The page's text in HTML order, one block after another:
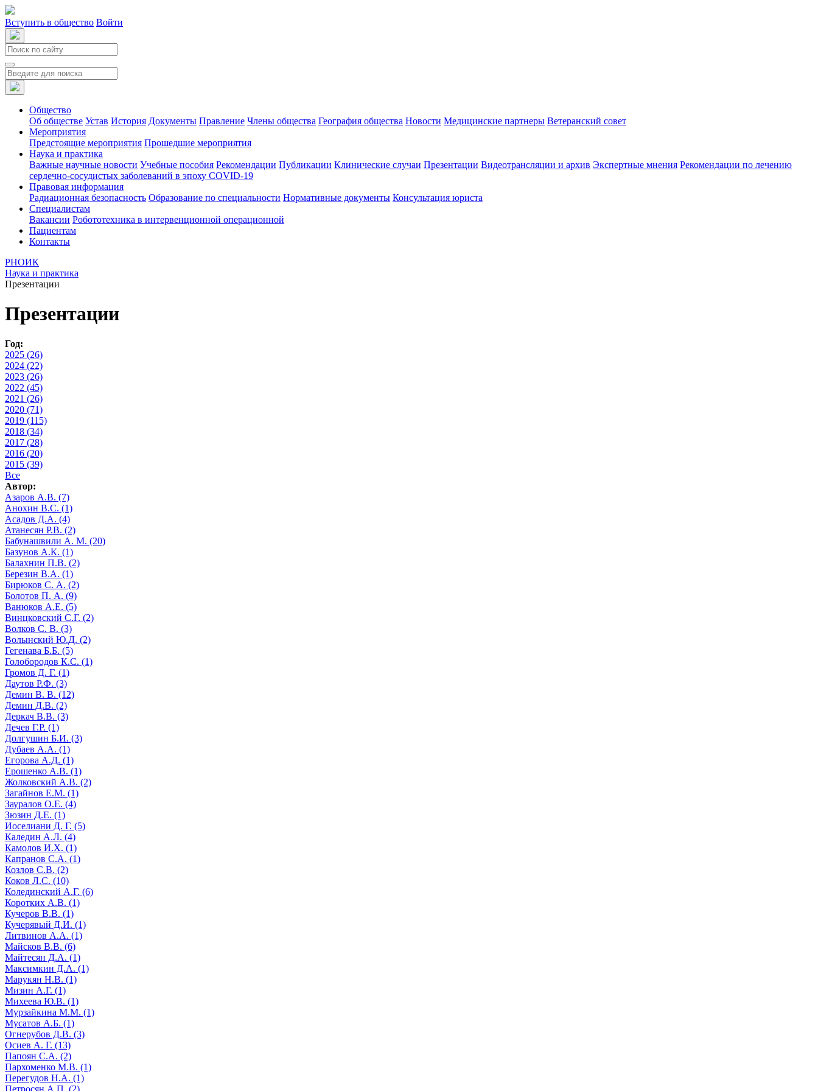
Вступить в общество Войти
Общество
Об обществе Устав История Документы Правление Члены общества География общества Новости Медицинские партнеры Ветеранский совет
Мероприятия
Предстоящие мероприятия Прошедшие мероприятия
Наука и практика
Важные научные новости Учебные пособия Рекомендации Публикации Клинические случаи Презентации Видеотрансляции и архив Экспертные мнения Рекомендации по лечению
сердечно-сосудистых заболеваний в эпоху COVID-19
Правовая информация
Радиационная безопасность Образование по специальности Нормативные документы Консультация юриста
Специалистам
Вакансии Робототехника в интервенционной операционной
Пациентам
Контакты
РНОИК
Наука и практика
Презентации
Презентации
Год:
2025 (26)
2024 (22)
2023 (26)
2022 (45)
2021 (26)
2020 (71)
2019 (115)
2018 (34)
2017 (28)
2016 (20)
2015 (39)
Все
Автор:
Азаров А.В. (7)
Анохин В.С. (1)
Асадов Д.А. (4)
Атанесян Р.В. (2)
Бабунашвили А. М. (20)
Базунов А.К. (1)
Балахнин П.В. (2)
Березин В.А. (1)
Бирюков С. А. (2)
Болотов П. А. (9)
Ванюков А.Е. (5)
Винцковский С.Г. (2)
Волков С. В. (3)
Волынский Ю.Д. (2)
Гегенава Б.Б. (5)
Голобородов К.С. (1)
Громов Д. Г. (1)
Даутов Р.Ф. (3)
Демин В. В. (12)
Демин Д.В. (2)
Деркач В.В. (3)
Дечев Г.Р. (1)
Долгушин Б.И. (3)
Дубаев А.А. (1)
Егорова А.Д. (1)
Ерошенко А.В. (1)
Жолковский А.В. (2)
Загайнов Е.М. (1)
Зауралов О.Е. (4)
Зюзин Д.Е. (1)
Иоселиани Д. Г. (5)
Каледин А.Л. (4)
Камолов И.Х. (1)
Капранов С.А. (1)
Козлов С.В. (2)
Коков Л.С. (10)
Колединский А.Г. (6)
Коротких А.В. (1)
Кучеров В.В. (1)
Кучерявый Д.И. (1)
Литвинов А.А. (1)
Майсков В.В. (6)
Майтесян Д.А. (1)
Максимкин Д.А. (1)
Марукян Н.В. (1)
Мизин А.Г. (1)
Михеева Ю.В. (1)
Мурзайкина М.М. (1)
Мусатов А.Б. (1)
Огнерубов Д.В. (3)
Осиев А. Г. (13)
Папоян С.А. (2)
Пархоменко М.В. (1)
Перегудов Н.А. (1)
Петросян А.П. (2)